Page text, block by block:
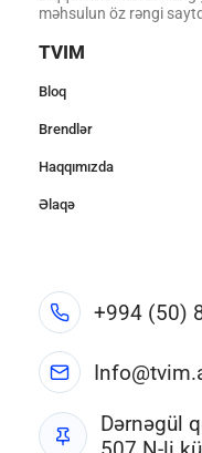
məhsulun öz rəngi
TVIM
Bloq
Brendlər
Haqqımızda
Əlaqə
+994 (50)
Dərnəgül